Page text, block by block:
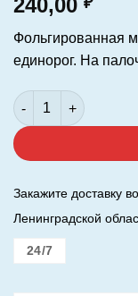
240,00
Фольгированная
единорог. На
Количество
Закажите доставку
Ленинградской
24/7